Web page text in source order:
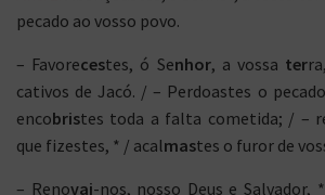
pecado ao vosso povo.
– Favorecestes, ó Senhor, a vossa ter
cativos de Jacó. / – Perdoastes o
encobristes toda a falta cometida; / –
que fizestes, * / acalmastes o furor de
– Renovai-nos, nosso Deus e Salvador,